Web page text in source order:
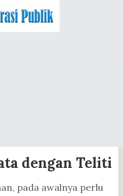
dengan Teliti
pada awalnya perlu